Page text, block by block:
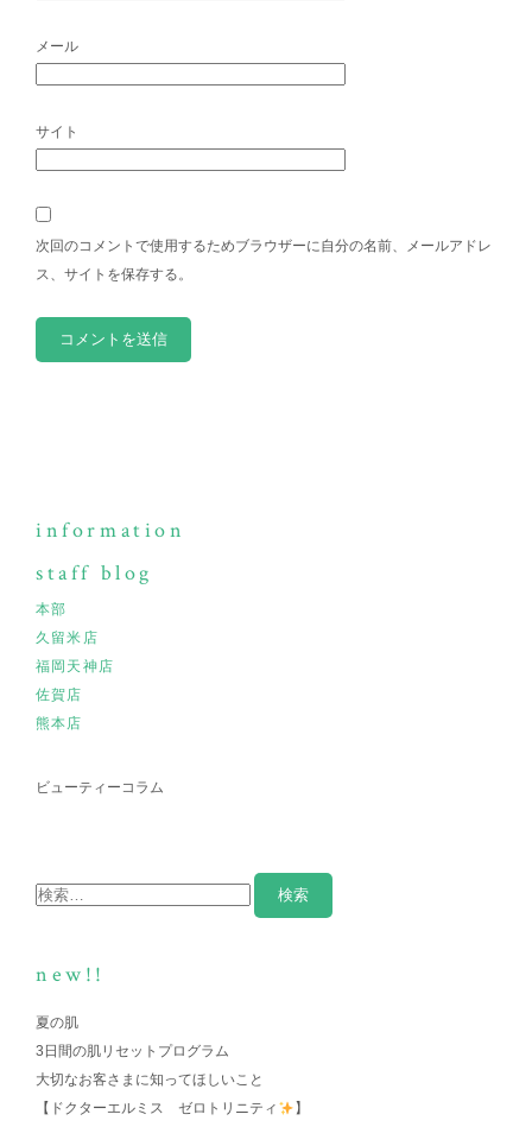
メール
サイト
次回のコメントで使用するためブラウザーに自分の名前、メールアドレ
ス、サイトを保存する。
information
staff blog
本部
久留米店
福岡天神店
佐賀店
熊本店
ビューティーコラム
new!!
夏の肌
3日間の肌リセットプログラム
大切なお客さまに知ってほしいこと
【ドクターエルミス ゼロトリニティ
】